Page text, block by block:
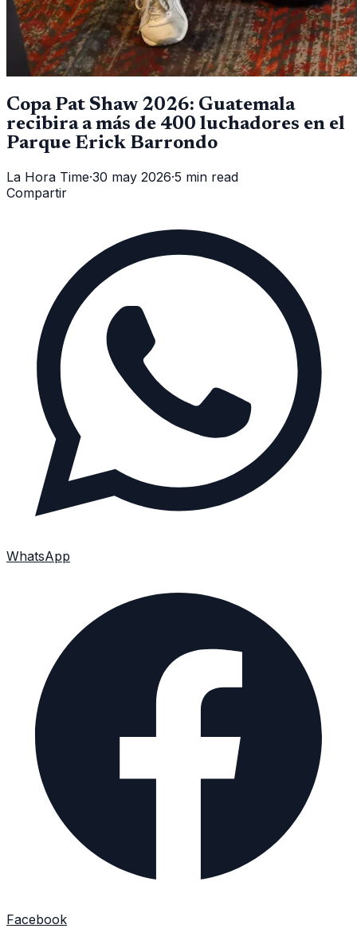
Copa Pat Shaw 2026: Guatemala
recibira a más de 400 luchadores en el
Parque Erick Barrondo
La Hora Time·30 may 2026·5 min read
Compartir
WhatsApp
Facebook